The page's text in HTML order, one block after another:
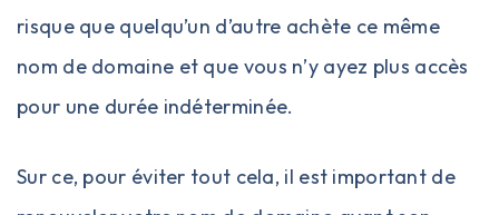
risque que quelqu’un d’autre achète ce même
nom de domaine et que vous n’y ayez plus accès
pour une durée indéterminée.
Sur ce, pour éviter tout cela, il est important de